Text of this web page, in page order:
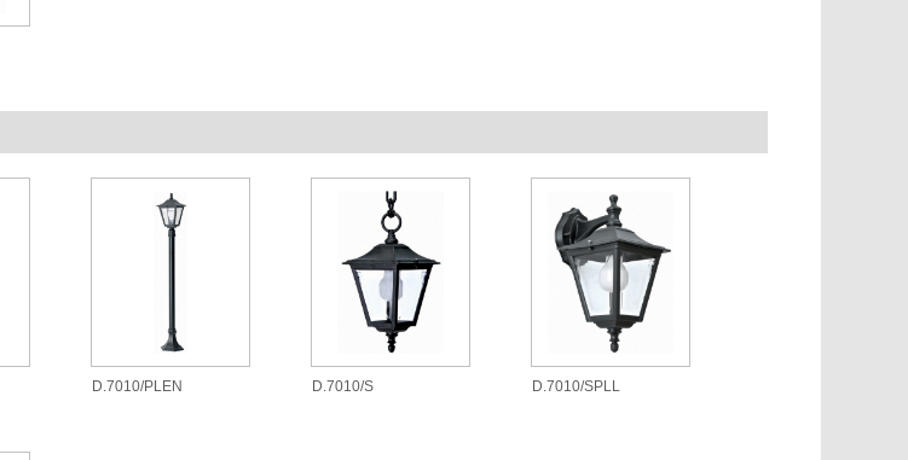
D.7010/PLEN D.7010/S D.7010/SPLL